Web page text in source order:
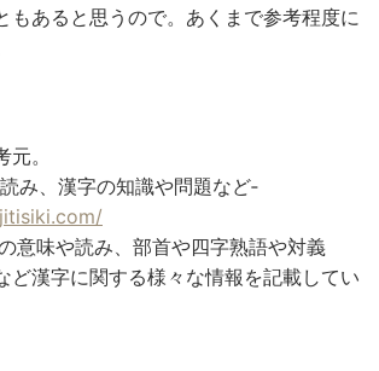
もあると思うので。あくまで参考程度に
。
み、漢字の知識や問題など‐
意味や読み、部首や四字熟語や対義
ど漢字に関する様々な情報を記載してい